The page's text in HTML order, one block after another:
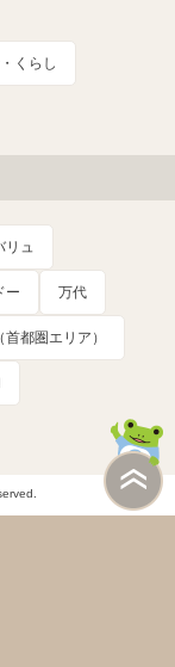
くらし
リュ
ー 万代
首都圏エリア）